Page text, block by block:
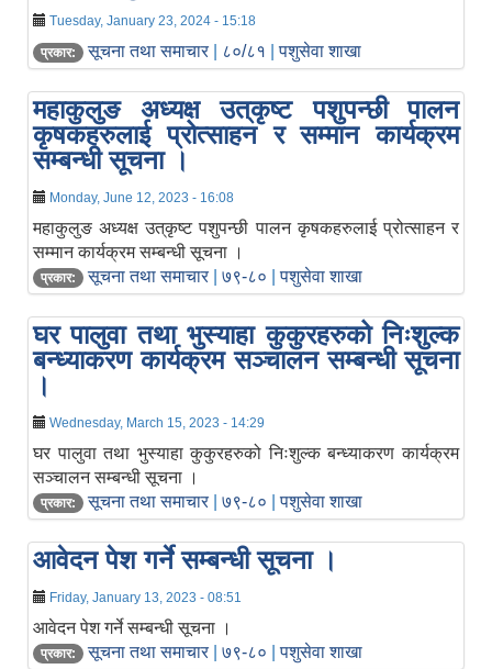
Tuesday, January 23, 2024 - 15:18
प्रकार: सूचना तथा समाचार ८०/८१ |पशुसेवा शाखा
महाकुलुङ अध्यक्ष उत‍्कृष्ट पशुपन्छी पालन
कृषकहरुलाई प्रोत्साहन र सम्मान कार्यक्रम
सम्बन्धी सूचना ।
Monday, June 12, 2023 - 16:08
महाकुलुङ अध्यक्ष उत‍्कृष्ट पशुपन्छी पालन कृषकहरुलाई प्रोत्साहन र
सम्मान कार्यक्रम सम्बन्धी सूचना ।
प्रकार: सूचना तथा समाचार ७९-८० |पशुसेवा शाखा
घर पालुवा तथा भुस्याहा कुकुरहरुको निःशुल्क
बन्ध्याकरण कार्यक्रम सञ्चालन सम्बन्धी सूचना
।
Wednesday, March 15, 2023 - 14:29
घर पालुवा तथा भुस्याहा कुकुरहरुको निःशुल्क बन्ध्याकरण कार्यक्रम
सञ्चालन सम्बन्धी सूचना ।
प्रकार: सूचना तथा समाचार ७९-८० |पशुसेवा शाखा
आवेदन पेश गर्ने सम्बन्धी सूचना ।
Friday, January 13, 2023 - 08:51
आवेदन पेश गर्ने सम्बन्धी सूचना ।
प्रकार: सूचना तथा समाचार ७९-८० |पशुसेवा शाखा